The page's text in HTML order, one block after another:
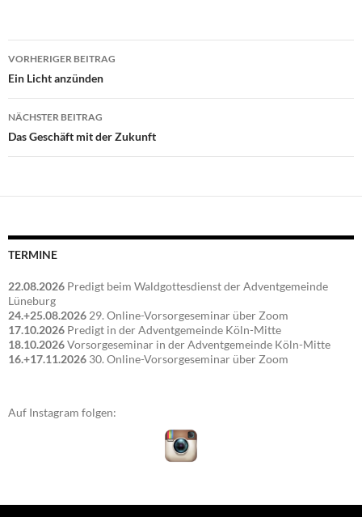
Beitragsnavigation
VORHERIGER BEITRAG
Ein Licht anzünden
NÄCHSTER BEITRAG
Das Geschäft mit der Zukunft
TERMINE
22.08.2026 Predigt beim Waldgottesdienst der Adventgemeinde
Lüneburg
24.+25.08.2026 29. Online-Vorsorgeseminar über Zoom
17.10.2026 Predigt in der Adventgemeinde Köln-Mitte
18.10.2026Vorsorgeseminar in der Adventgemeinde Köln-Mitte
16.+17.11.2026 30. Online-Vorsorgeseminar über Zoom
Auf Instagram folgen: